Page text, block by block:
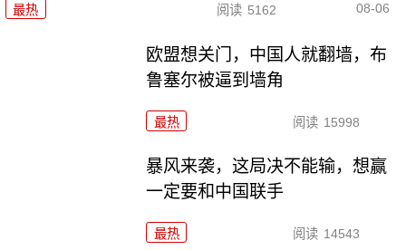
最热 阅读 5162 08-06
欧盟想关门，中国人就翻墙，布
鲁塞尔被逼到墙角
最热 阅读 15998
暴风来袭，这局决不能输，想赢
一定要和中国联手
最热 阅读 14543